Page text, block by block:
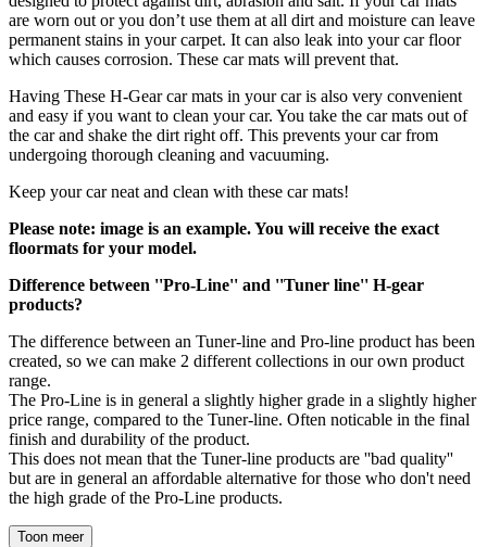
are worn out or you don’t use them at all dirt and moisture can leave
permanent stains in your carpet. It can also leak into your car floor
which causes corrosion. These car mats will prevent that.
Having These H-Gear car mats in your car is also very convenient
and easy if you want to clean your car. You take the car mats out of
the car and shake the dirt right off. This prevents your car from
undergoing thorough cleaning and vacuuming.
Keep your car neat and clean with these car mats!
Please note: image is an example. You will receive the exact
floormats for your model.
Difference between ''Pro-Line'' and ''Tuner line'' H-gear
products?
The difference between an Tuner-line and Pro-line product has been
created, so we can make 2 different collections in our own product
range.
The Pro-Line is in general a slightly higher grade in a slightly higher
price range, compared to the Tuner-line. Often noticable in the final
finish and durability of the product.
This does not mean that the Tuner-line products are ''bad quality''
but are in general an affordable alternative for those who don't need
the high grade of the Pro-Line products.
Toon meer